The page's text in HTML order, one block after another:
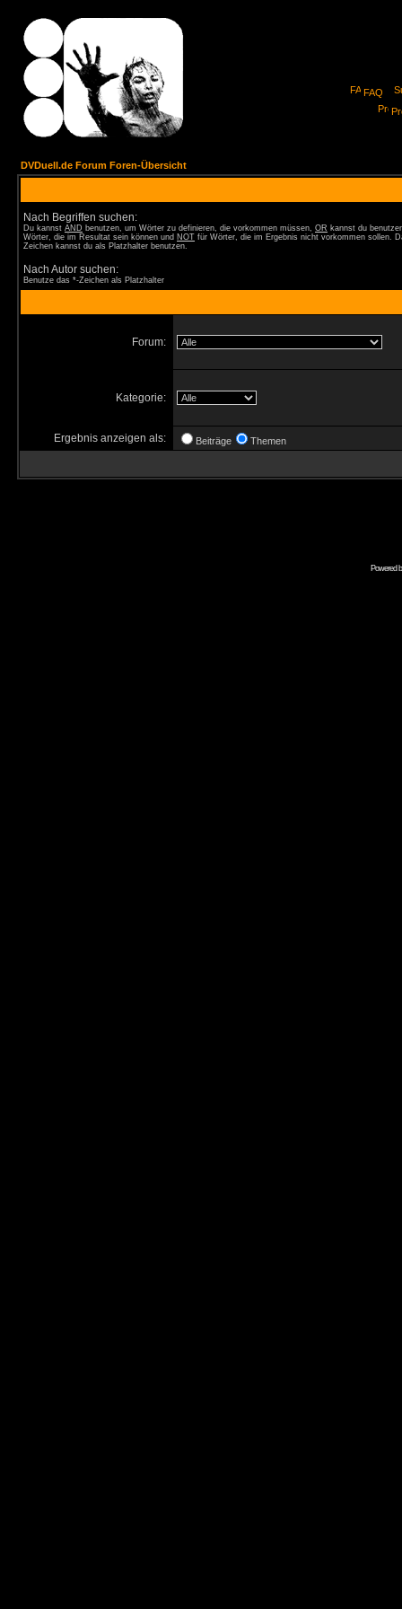
FAQ
DVDuell.de Forum Foren-Übersicht
Nach Begriffen suchen:
Du kannst AND benutzen, um Wörter zu definieren, die vorkommen müssen, OR kannst du
Wörter, die im Resultat sein können und NOT für Wörter, die im Ergebnis nicht vorkommen sollen.
Zeichen kannst du als Platzhalter benutzen.
Nach Autor suchen:
Benutze das *-Zeichen als Platzhalter
Forum:
Kategorie:
Ergebnis anzeigen als: Beiträge Themen
Powered